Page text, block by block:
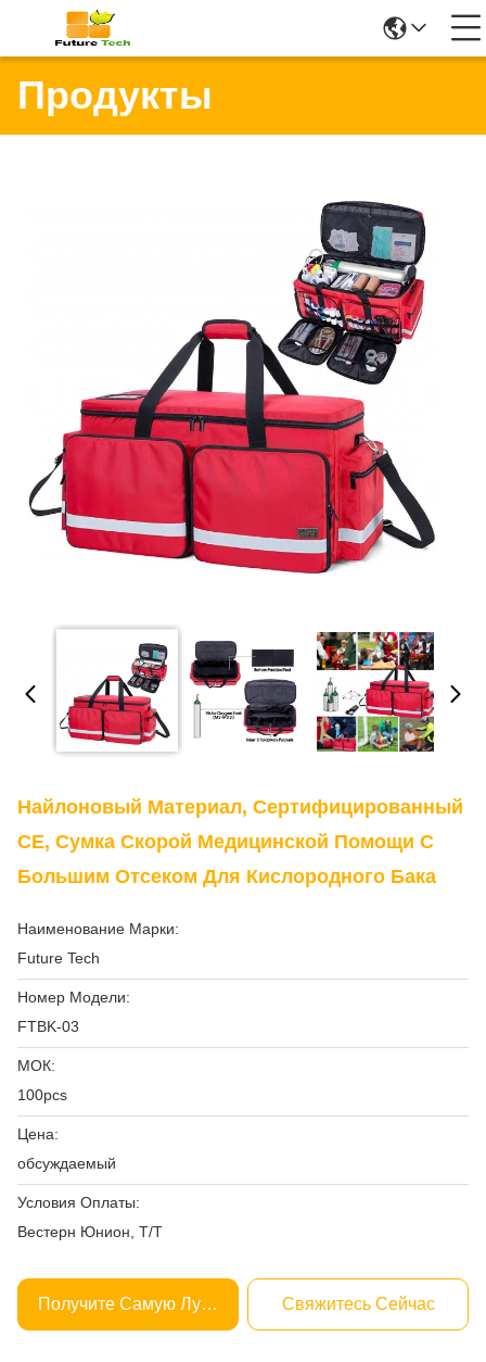
Продукты
Найлоновый Материал, Сертифицированный
CE, Сумка Скорой Медицинской Помощи С
Большим Отсеком Для Кислородного Бака
Наименование Марки:
Future Tech
Номер Модели:
FTBK-03
МОК:
100pcs
Цена:
обсуждаемый
Условия Оплаты:
Вестерн Юнион, Т/Т
Получите Самую Лучшую ЦенуСвяжитесь Сейчас